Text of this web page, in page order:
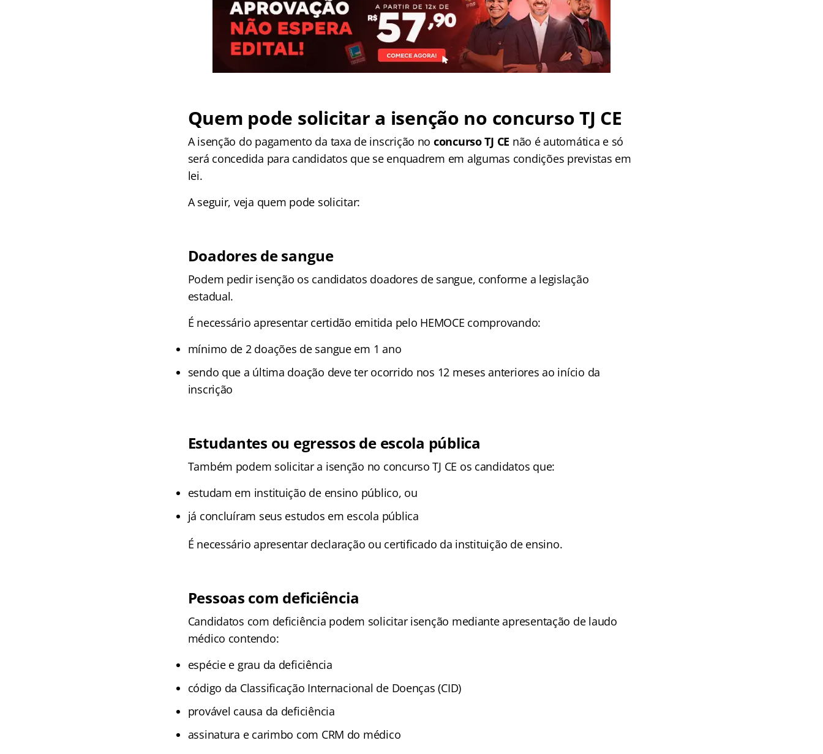
Quem pode solicitar a isenção no concurso TJ CE
A isenção do pagamento da taxa de inscrição no concurso TJ CE não é automática e só
será concedida para candidatos que se enquadrem em algumas condições previstas em
lei.
A seguir, veja quem pode solicitar:
Doadores de sangue
Podem pedir isenção os candidatos doadores de sangue, conforme a legislação
estadual.
É necessário apresentar certidão emitida pelo HEMOCE comprovando:
mínimo de 2 doações de sangue em 1 ano
sendo que a última doação deve ter ocorrido nos 12 meses anteriores ao início da
inscrição
Estudantes ou egressos de escola pública
Também podem solicitar a isenção no concurso TJ CE os candidatos que:
estudam em instituição de ensino público, ou
já concluíram seus estudos em escola pública
É necessário apresentar declaração ou certificado da instituição de ensino.
Pessoas com deficiência
Candidatos com deficiência podem solicitar isenção mediante apresentação de laudo
médico contendo:
espécie e grau da deficiência
código da Classificação Internacional de Doenças (CID)
provável causa da deficiência
assinatura e carimbo com CRM do médico